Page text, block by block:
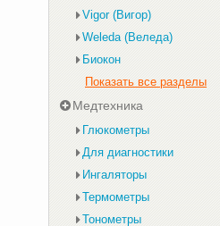
Vigor (Вигор)
Weleda (Веледа)
Биокон
Показать все разделы
Медтехника
Глюкометры
Для диагностики
Ингаляторы
Термометры
Тонометры